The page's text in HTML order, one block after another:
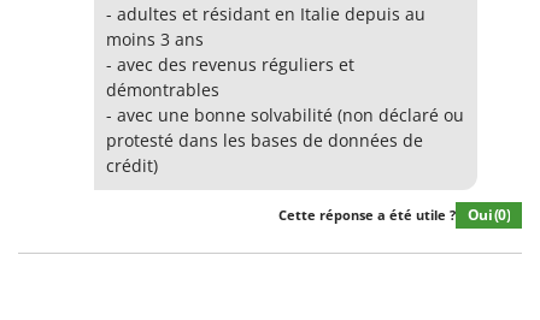
- adultes et résidant en Italie depuis au
moins 3 ans
- avec des revenus réguliers et
démontrables
- avec une bonne solvabilité (non déclaré ou
protesté dans les bases de données de
crédit)
Cette réponse a été utile ? Oui(0)